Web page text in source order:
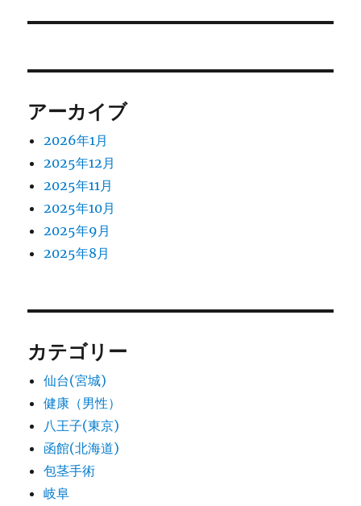
アーカイブ
2026年1月
2025年12月
2025年11月
2025年10月
2025年9月
2025年8月
カテゴリー
仙台(宮城)
健康（男性）
八王子(東京)
函館(北海道)
包茎手術
岐阜